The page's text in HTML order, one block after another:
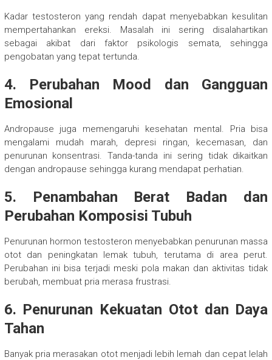
Kadar testosteron yang rendah dapat menyebabkan kesulitan
mempertahankan ereksi. Masalah ini sering disalahartikan
sebagai akibat dari faktor psikologis semata, sehingga
pengobatan yang tepat tertunda.
4. Perubahan Mood dan Gangguan
Emosional
Andropause juga memengaruhi kesehatan mental. Pria bisa
mengalami mudah marah, depresi ringan, kecemasan, dan
penurunan konsentrasi. Tanda-tanda ini sering tidak dikaitkan
dengan andropause sehingga kurang mendapat perhatian.
5. Penambahan Berat Badan dan
Perubahan Komposisi Tubuh
Penurunan hormon testosteron menyebabkan penurunan massa
otot dan peningkatan lemak tubuh, terutama di area perut.
Perubahan ini bisa terjadi meski pola makan dan aktivitas tidak
berubah, membuat pria merasa frustrasi.
6. Penurunan Kekuatan Otot dan Daya
Tahan
Banyak pria merasakan otot menjadi lebih lemah dan cepat lelah